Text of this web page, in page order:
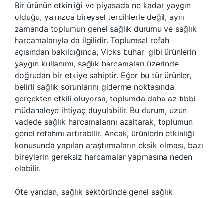
Bir ürünün etkinliği ve piyasada ne kadar yaygın
olduğu, yalnızca bireysel tercihlerle değil, aynı
zamanda toplumun genel sağlık durumu ve sağlık
harcamalarıyla da ilgilidir. Toplumsal refah
açısından bakıldığında, Vicks buharı gibi ürünlerin
yaygın kullanımı, sağlık harcamaları üzerinde
doğrudan bir etkiye sahiptir. Eğer bu tür ürünler,
belirli sağlık sorunlarını giderme noktasında
gerçekten etkili oluyorsa, toplumda daha az tıbbi
müdahaleye ihtiyaç duyulabilir. Bu durum, uzun
vadede sağlık harcamalarını azaltarak, toplumun
genel refahını artırabilir. Ancak, ürünlerin etkinliği
konusunda yapılan araştırmaların eksik olması, bazı
bireylerin gereksiz harcamalar yapmasına neden
olabilir.
Öte yandan, sağlık sektöründe genel sağlık